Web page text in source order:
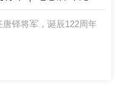
唐铎将军，诞辰122周年